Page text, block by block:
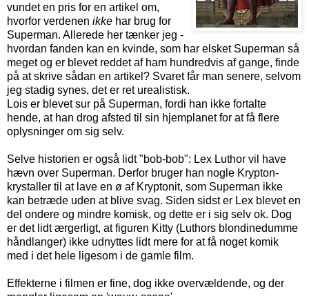
vundet en pris for en artikel om,
hvorfor verdenen ikke har brug for
Superman. Allerede her tænker jeg -
hvordan fanden kan en kvinde, som har elsket Superman så
meget og er blevet reddet af ham hundredvis af gange, finde
på at skrive sådan en artikel? Svaret får man senere, selvom
jeg stadig synes, det er ret urealistisk.
Lois er blevet sur på Superman, fordi han ikke fortalte
hende, at han drog afsted til sin hjemplanet for at få flere
oplysninger om sig selv.
Selve historien er også lidt "bob-bob": Lex Luthor vil have
hævn over Superman. Derfor bruger han nogle Krypton-
krystaller til at lave en ø af Kryptonit, som Superman ikke
kan betræde uden at blive svag. Siden sidst er Lex blevet en
del ondere og mindre komisk, og dette er i sig selv ok. Dog
er det lidt ærgerligt, at figuren Kitty (Luthors blondinedumme
håndlanger) ikke udnyttes lidt mere for at få noget komik
med i det hele ligesom i de gamle film.
Effekterne i filmen er fine, dog ikke overvældende, og der